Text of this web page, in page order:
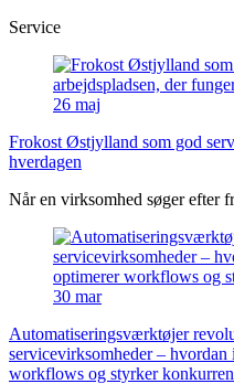
Service
26 maj
Frokost Østjylland som god
hverdagen
Når en virksomhed søger efter
30 mar
Automatiseringsværktøjer
servicevirksomheder –
workflows og styrker